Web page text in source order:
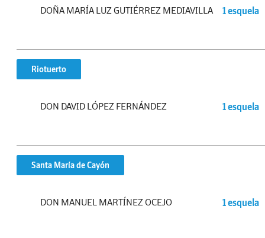
DOÑA MARÍA LUZ GUTIÉRREZ MEDIAVILLA 1 esquela
Riotuerto
DON DAVID LÓPEZ FERNÁNDEZ 1 esquela
Santa María de Cayón
DON MANUEL MARTÍNEZ OCEJO 1 esquela